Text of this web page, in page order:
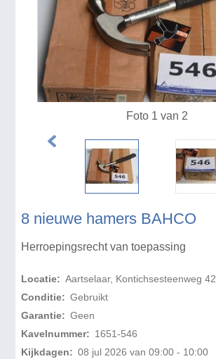
8 nieuwe hamers BAHCO
Herroepingsrecht van toepassing
Locatie: Aartselaar, Kontichsesteenweg 42
Conditie: Gebruikt
Garantie: Geen
Kavelnummer: 1651-546
Kijkdagen: 08 jul 2026 van 09:00 - 10:00
Foto 1 van 2